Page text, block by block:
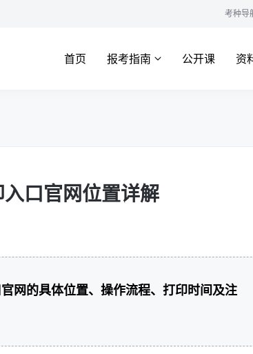
考种导
首页 报考指南 公开课 资
口官网位置详解
网的具体位置、操作流程、打印时间及注